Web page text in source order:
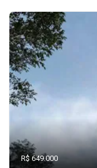
R$ 649.000